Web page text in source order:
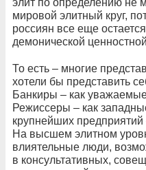
мировой элитный круг,
россиян все еще
демонической
То есть – многие
хотели бы представить
Банкиры – как
Режиссеры – как
крупнейших предприятий
На высшем элитном
влиятельные люди,
в консультативных,